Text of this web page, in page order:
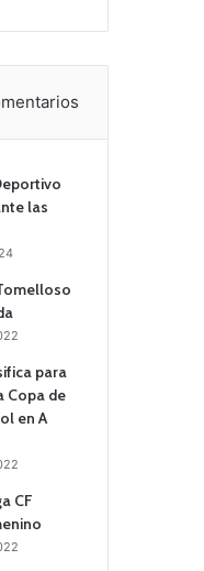
las
para
Copa de
en A
CF